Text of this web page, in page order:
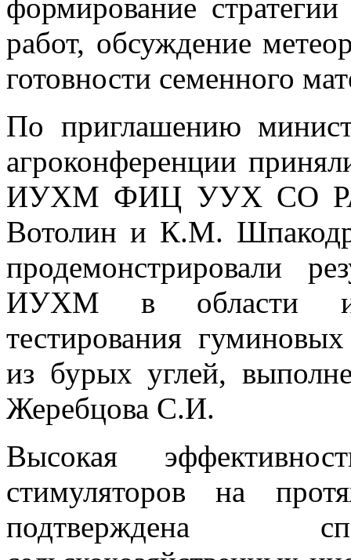
формирование
работ, обсуждение
готовности семенного
По приглашению
агроконференции
ИУХМ ФИЦ УУХ СО
Вотолин и К.М.
продемонстрировали
ИУХМ в области
тестирования
из бурых углей,
Жеребцова С.И.
Высокая
стимуляторов на
подтверждена